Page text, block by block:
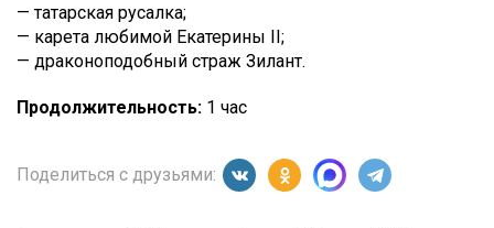
— татарская русалка;
— карета любимой Екатерины II;
— драконоподобный страж Зилант.
Продолжительность: 1 час
Поделиться с друзьями: